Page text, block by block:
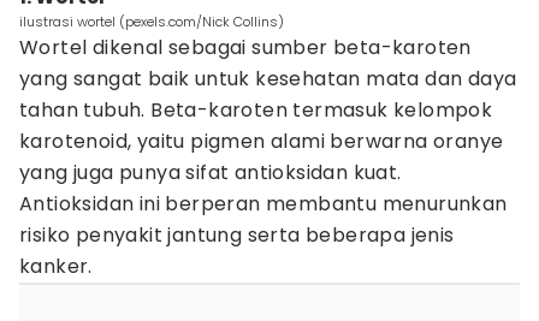
ilustrasi wortel (pexels.com/Nick Collins)
Wortel dikenal sebagai sumber beta-karoten
yang sangat baik untuk kesehatan mata dan daya
tahan tubuh. Beta-karoten termasuk kelompok
karotenoid, yaitu pigmen alami berwarna oranye
yang juga punya sifat antioksidan kuat.
Antioksidan ini berperan membantu menurunkan
risiko penyakit jantung serta beberapa jenis
kanker.